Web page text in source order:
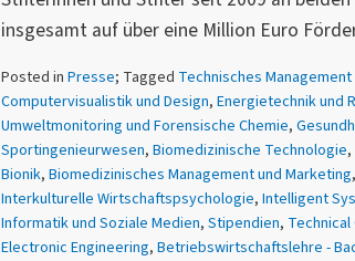
insgesamt auf über eine Million Euro
Posted in Presse; Tagged Technisches
Computervisualistik und Design, Energietechnik und
Umweltmonitoring und Forensische Chemie,
Sportingenieurwesen, Biomedizinische Technologie,
Bionik, Biomedizinisches Management und Marketing,
Interkulturelle Wirtschaftspsychologie, Intelligent
Informatik und Soziale Medien, Stipendien,
Electronic Engineering, Betriebswirtschaftslehre -